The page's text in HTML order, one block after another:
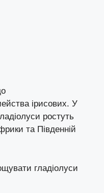
ірисових. У
ростуть
та Південній
гладіолуси